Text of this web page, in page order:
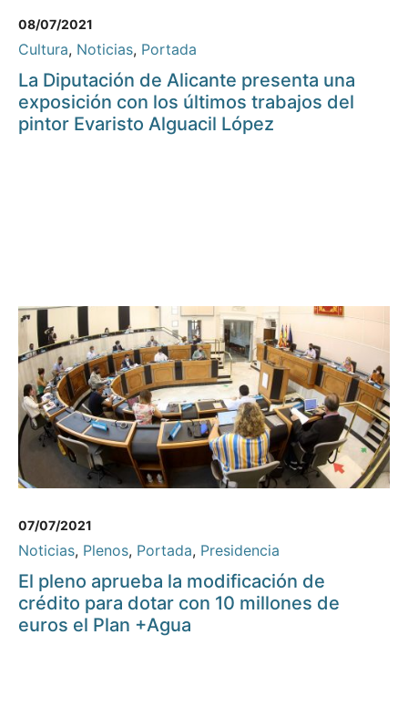
08/07/2021
Cultura, Noticias, Portada
La Diputación de Alicante presenta una
exposición con los últimos trabajos del
pintor Evaristo Alguacil López
07/07/2021
Noticias, Plenos, Portada, Presidencia
El pleno aprueba la modificación de
crédito para dotar con 10 millones de
euros el Plan +Agua